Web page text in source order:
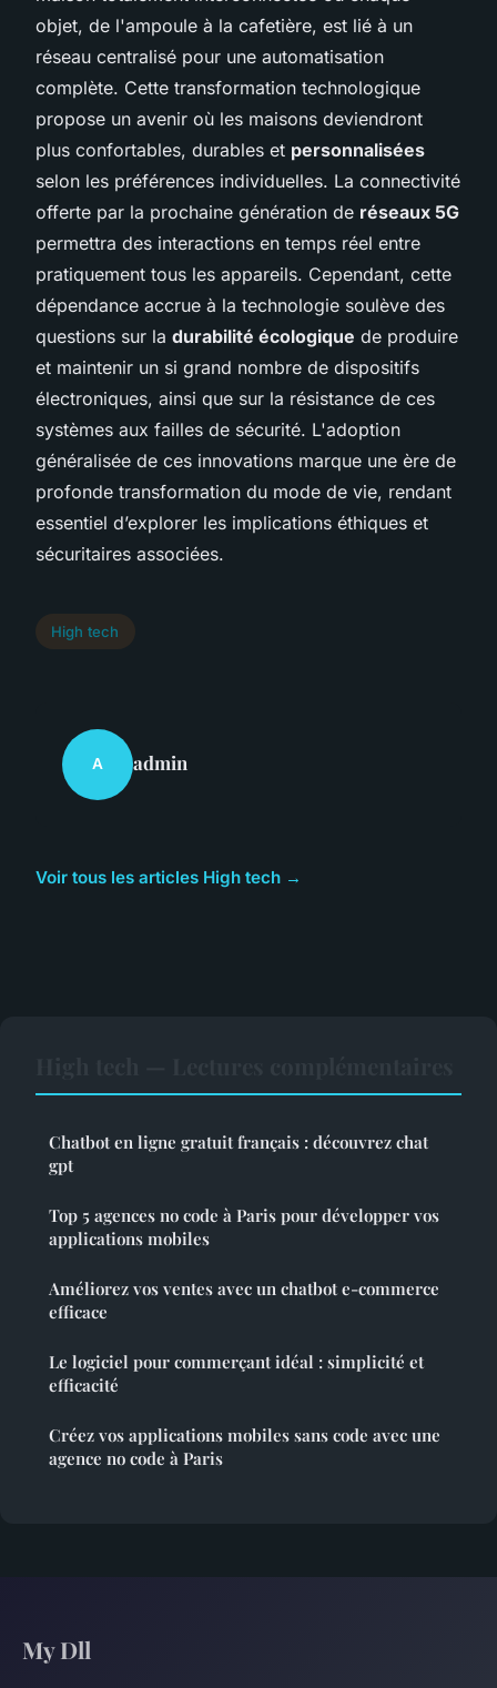
objet, de l'ampoule à la cafetière, est lié à un
réseau centralisé pour une automatisation
complète. Cette transformation technologique
propose un avenir où les maisons deviendront
plus confortables, durables et personnalisées
selon les préférences individuelles. La connectivité
offerte par la prochaine génération de réseaux 5G
permettra des interactions en temps réel entre
pratiquement tous les appareils. Cependant, cette
dépendance accrue à la technologie soulève des
questions sur la durabilité écologique de produire
et maintenir un si grand nombre de dispositifs
électroniques, ainsi que sur la résistance de ces
systèmes aux failles de sécurité. L'adoption
généralisée de ces innovations marque une ère de
profonde transformation du mode de vie, rendant
essentiel d’explorer les implications éthiques et
sécuritaires associées.
High tech
A admin
Voir tous les articles High tech →
Chatbot en ligne gratuit français : découvrez chat
gpt
Top 5 agences no code à Paris pour développer vos
applications mobiles
Améliorez vos ventes avec un chatbot e-commerce
efficace
Le logiciel pour commerçant idéal : simplicité et
efficacité
Créez vos applications mobiles sans code avec une
agence no code à Paris
My Dll